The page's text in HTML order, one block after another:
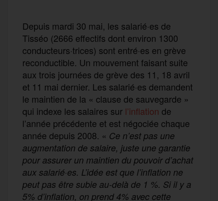
Depuis mardi 30 mai, les salarié·es de
Tisséo (2666 effectifs dont environ 1300
conducteurs·trices) sont entré·es en grève
reconductible. Un mouvement faisant suite
aux trois journées de grève des 11, 18 avril
et 11 mai dernier. Les salarié·es demandent
le maintien de la « clause de sauvegarde »
qui indexe les salaires sur l’inflation de
l’année précédente et est négociée chaque
année depuis 2008. « Ce n’est pas une
augmentation de salaire, juste une garantie
pour assurer un maintien du pouvoir d’achat
aux salarié·es. L’idée est que l’inflation ne
peut pas être subie au-delà de 1 %. Si il y a
5% d’inflation, on prend 4% avec cette